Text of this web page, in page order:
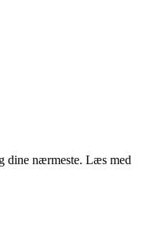
dine nærmeste. Læs med